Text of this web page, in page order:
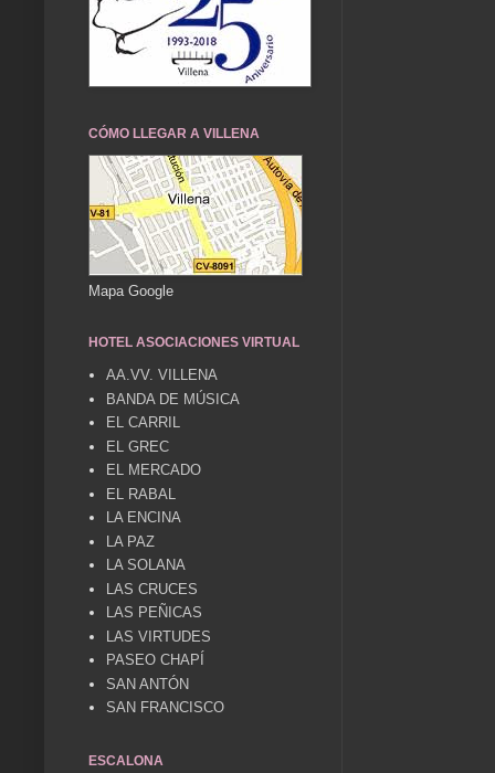
CÓMO LLEGAR A VILLENA
Mapa Google
HOTEL ASOCIACIONES VIRTUAL
AA.VV. VILLENA
BANDA DE MÚSICA
EL CARRIL
EL GREC
EL MERCADO
EL RABAL
LA ENCINA
LA PAZ
LA SOLANA
LAS CRUCES
LAS PEÑICAS
LAS VIRTUDES
PASEO CHAPÍ
SAN ANTÓN
SAN FRANCISCO
ESCALONA